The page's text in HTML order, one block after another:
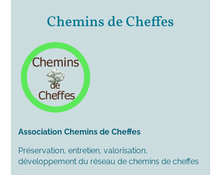
Chemins de Cheffes
Association Chemins de Cheffes
Préservation, entretien, valorisation,
développement du réseau de chemins de cheffes